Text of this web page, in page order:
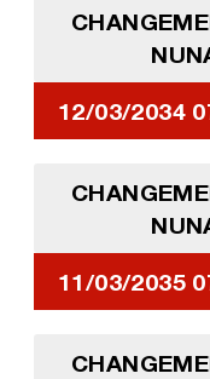
12/03/2034
11/03/2035